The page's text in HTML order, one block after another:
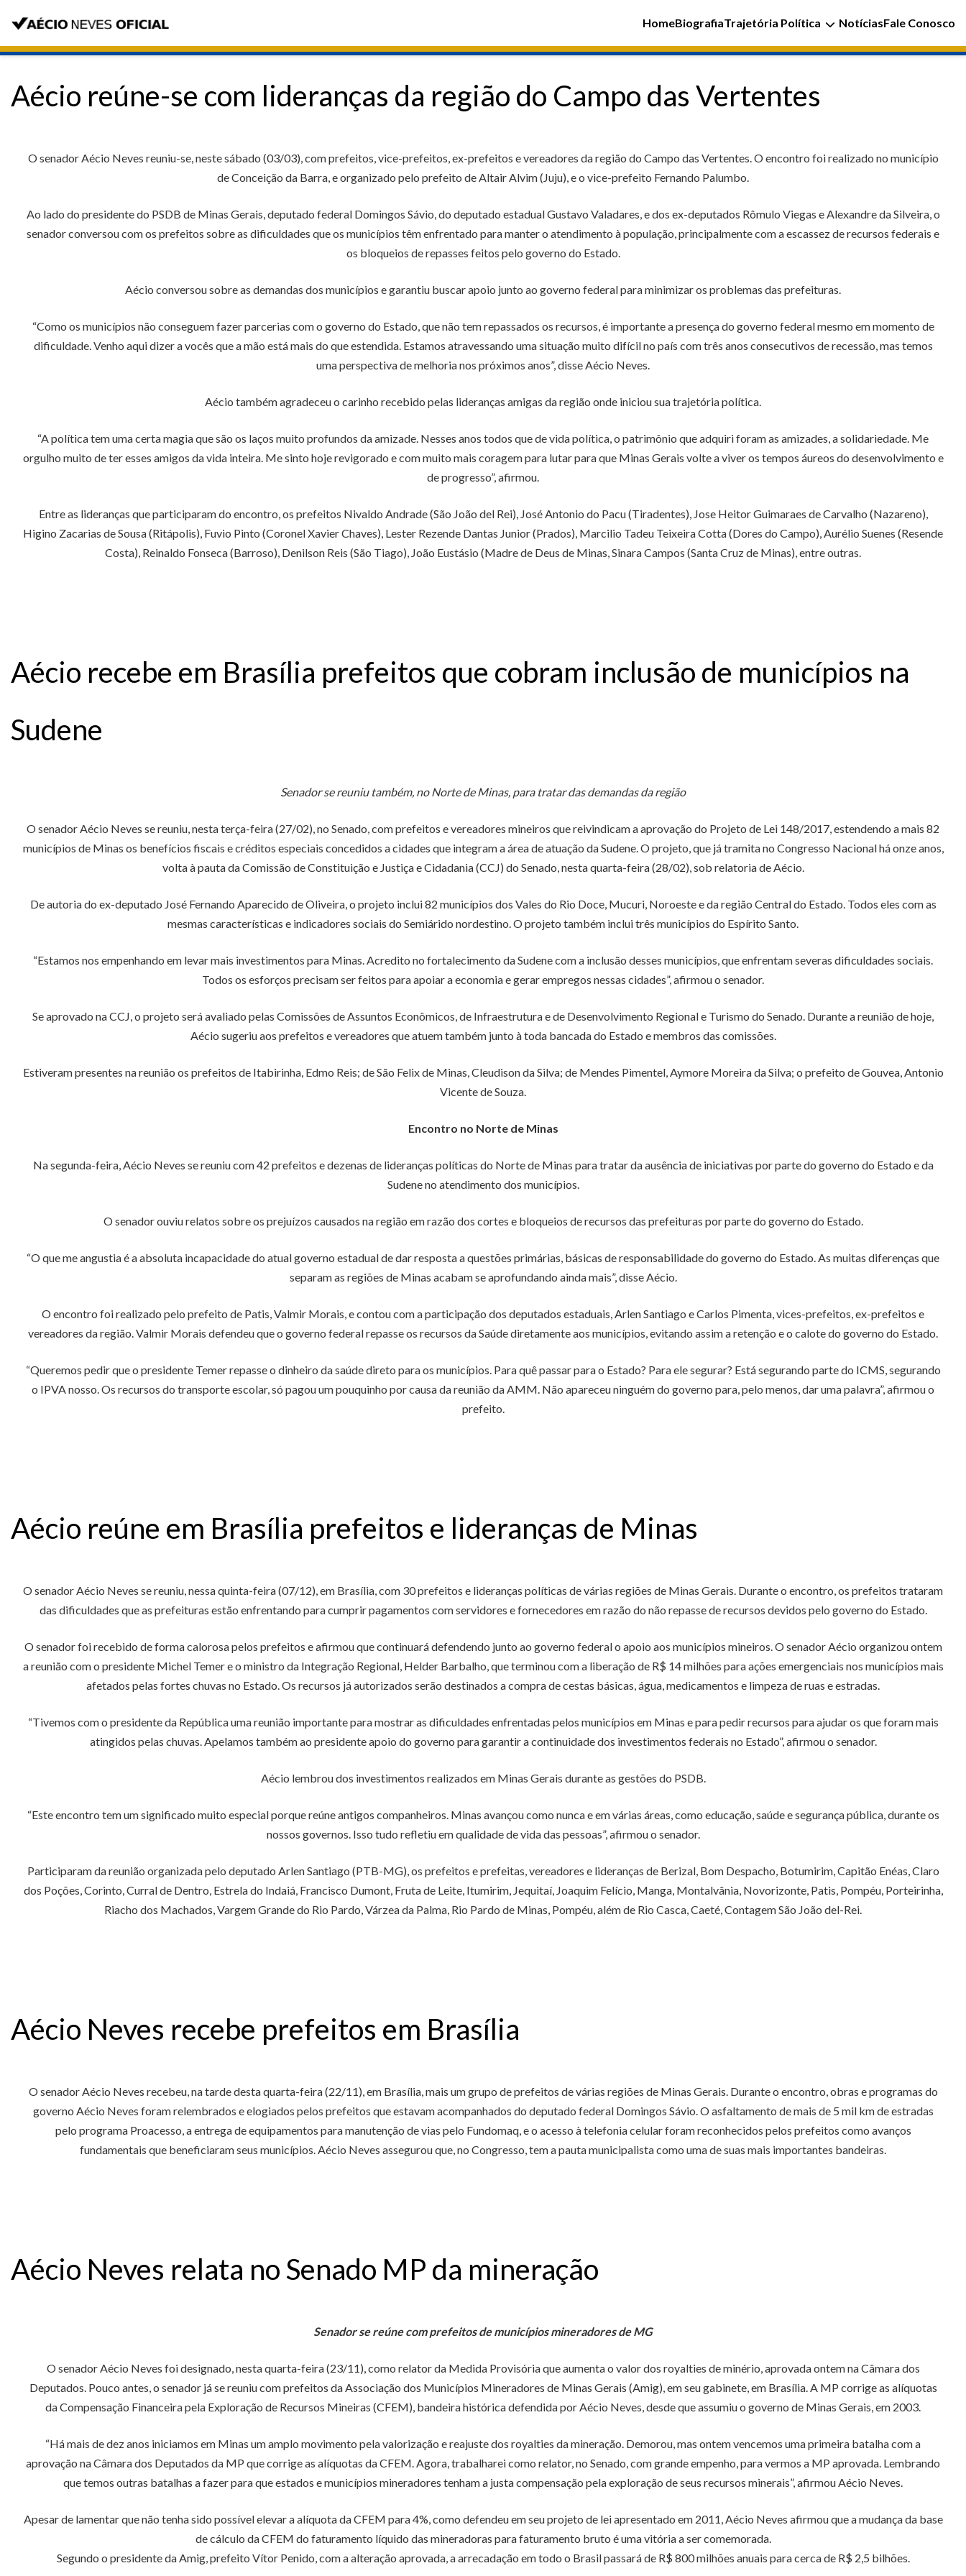
HomeBiografiaTrajetória Política NotíciasFale Conosco
Aécio reúne-se com lideranças da região do Campo das Vertentes
O senador Aécio Neves reuniu-se, neste sábado (03/03), com prefeitos, vice-prefeitos, ex-prefeitos e vereadores da região do Campo das Vertentes. O encontro foi realizado no município
de Conceição da Barra, e organizado pelo prefeito de Altair Alvim (Juju), e o vice-prefeito Fernando Palumbo.
Ao lado do presidente do PSDB de Minas Gerais, deputado federal Domingos Sávio, do deputado estadual Gustavo Valadares, e dos ex-deputados Rômulo Viegas e Alexandre da Silveira, o
senador conversou com os prefeitos sobre as dificuldades que os municípios têm enfrentado para manter o atendimento à população, principalmente com a escassez de recursos federais e
os bloqueios de repasses feitos pelo governo do Estado.
Aécio conversou sobre as demandas dos municípios e garantiu buscar apoio junto ao governo federal para minimizar os problemas das prefeituras.
“Como os municípios não conseguem fazer parcerias com o governo do Estado, que não tem repassados os recursos, é importante a presença do governo federal mesmo em momento de
dificuldade. Venho aqui dizer a vocês que a mão está mais do que estendida. Estamos atravessando uma situação muito difícil no país com três anos consecutivos de recessão, mas temos
uma perspectiva de melhoria nos próximos anos”, disse Aécio Neves.
Aécio também agradeceu o carinho recebido pelas lideranças amigas da região onde iniciou sua trajetória política.
“A política tem uma certa magia que são os laços muito profundos da amizade. Nesses anos todos que de vida política, o patrimônio que adquiri foram as amizades, a solidariedade. Me
orgulho muito de ter esses amigos da vida inteira. Me sinto hoje revigorado e com muito mais coragem para lutar para que Minas Gerais volte a viver os tempos áureos do desenvolvimento e
de progresso”, afirmou.
Entre as lideranças que participaram do encontro, os prefeitos Nivaldo Andrade (São João del Rei), José Antonio do Pacu (Tiradentes), Jose Heitor Guimaraes de Carvalho (Nazareno),
Higino Zacarias de Sousa (Ritápolis), Fuvio Pinto (Coronel Xavier Chaves), Lester Rezende Dantas Junior (Prados), Marcilio Tadeu Teixeira Cotta (Dores do Campo), Aurélio Suenes (Resende
Costa), Reinaldo Fonseca (Barroso), Denilson Reis (São Tiago), João Eustásio (Madre de Deus de Minas, Sinara Campos (Santa Cruz de Minas), entre outras.
Aécio recebe em Brasília prefeitos que cobram inclusão de municípios na
Sudene
Senador se reuniu também, no Norte de Minas, para tratar das demandas da região
O senador Aécio Neves se reuniu, nesta terça-feira (27/02), no Senado, com prefeitos e vereadores mineiros que reivindicam a aprovação do Projeto de Lei 148/2017, estendendo a mais 82
municípios de Minas os benefícios fiscais e créditos especiais concedidos a cidades que integram a área de atuação da Sudene. O projeto, que já tramita no Congresso Nacional há onze anos,
volta à pauta da Comissão de Constituição e Justiça e Cidadania (CCJ) do Senado, nesta quarta-feira (28/02), sob relatoria de Aécio.
De autoria do ex-deputado José Fernando Aparecido de Oliveira, o projeto inclui 82 municípios dos Vales do Rio Doce, Mucuri, Noroeste e da região Central do Estado. Todos eles com as
mesmas características e indicadores sociais do Semiárido nordestino. O projeto também inclui três municípios do Espírito Santo.
“Estamos nos empenhando em levar mais investimentos para Minas. Acredito no fortalecimento da Sudene com a inclusão desses municípios, que enfrentam severas dificuldades sociais.
Todos os esforços precisam ser feitos para apoiar a economia e gerar empregos nessas cidades”, afirmou o senador.
Se aprovado na CCJ, o projeto será avaliado pelas Comissões de Assuntos Econômicos, de Infraestrutura e de Desenvolvimento Regional e Turismo do Senado. Durante a reunião de hoje,
Aécio sugeriu aos prefeitos e vereadores que atuem também junto à toda bancada do Estado e membros das comissões.
Estiveram presentes na reunião os prefeitos de Itabirinha, Edmo Reis; de São Felix de Minas, Cleudison da Silva; de Mendes Pimentel, Aymore Moreira da Silva; o prefeito de Gouvea, Antonio
Vicente de Souza.
Encontro no Norte de Minas
Na segunda-feira, Aécio Neves se reuniu com 42 prefeitos e dezenas de lideranças políticas do Norte de Minas para tratar da ausência de iniciativas por parte do governo do Estado e da
Sudene no atendimento dos municípios.
O senador ouviu relatos sobre os prejuízos causados na região em razão dos cortes e bloqueios de recursos das prefeituras por parte do governo do Estado.
“O que me angustia é a absoluta incapacidade do atual governo estadual de dar resposta a questões primárias, básicas de responsabilidade do governo do Estado. As muitas diferenças que
separam as regiões de Minas acabam se aprofundando ainda mais”, disse Aécio.
O encontro foi realizado pelo prefeito de Patis, Valmir Morais, e contou com a participação dos deputados estaduais, Arlen Santiago e Carlos Pimenta, vices-prefeitos, ex-prefeitos e
vereadores da região. Valmir Morais defendeu que o governo federal repasse os recursos da Saúde diretamente aos municípios, evitando assim a retenção e o calote do governo do Estado.
“Queremos pedir que o presidente Temer repasse o dinheiro da saúde direto para os municípios. Para quê passar para o Estado? Para ele segurar? Está segurando parte do ICMS, segurando
o IPVA nosso. Os recursos do transporte escolar, só pagou um pouquinho por causa da reunião da AMM. Não apareceu ninguém do governo para, pelo menos, dar uma palavra”, afirmou o
prefeito.
Aécio reúne em Brasília prefeitos e lideranças de Minas
O senador Aécio Neves se reuniu, nessa quinta-feira (07/12), em Brasília, com 30 prefeitos e lideranças políticas de várias regiões de Minas Gerais. Durante o encontro, os prefeitos trataram
das dificuldades que as prefeituras estão enfrentando para cumprir pagamentos com servidores e fornecedores em razão do não repasse de recursos devidos pelo governo do Estado.
O senador foi recebido de forma calorosa pelos prefeitos e afirmou que continuará defendendo junto ao governo federal o apoio aos municípios mineiros. O senador Aécio organizou ontem
a reunião com o presidente Michel Temer e o ministro da Integração Regional, Helder Barbalho, que terminou com a liberação de R$ 14 milhões para ações emergenciais nos municípios mais
afetados pelas fortes chuvas no Estado. Os recursos já autorizados serão destinados a compra de cestas básicas, água, medicamentos e limpeza de ruas e estradas.
“Tivemos com o presidente da República uma reunião importante para mostrar as dificuldades enfrentadas pelos municípios em Minas e para pedir recursos para ajudar os que foram mais
atingidos pelas chuvas. Apelamos também ao presidente apoio do governo para garantir a continuidade dos investimentos federais no Estado”, afirmou o senador.
Aécio lembrou dos investimentos realizados em Minas Gerais durante as gestões do PSDB.
“Este encontro tem um significado muito especial porque reúne antigos companheiros. Minas avançou como nunca e em várias áreas, como educação, saúde e segurança pública, durante os
nossos governos. Isso tudo refletiu em qualidade de vida das pessoas”, afirmou o senador.
Participaram da reunião organizada pelo deputado Arlen Santiago (PTB-MG), os prefeitos e prefeitas, vereadores e lideranças de Berizal, Bom Despacho, Botumirim, Capitão Enéas, Claro
dos Poções, Corinto, Curral de Dentro, Estrela do Indaiá, Francisco Dumont, Fruta de Leite, Itumirim, Jequitaí, Joaquim Felício, Manga, Montalvânia, Novorizonte, Patis, Pompéu, Porteirinha,
Riacho dos Machados, Vargem Grande do Rio Pardo, Várzea da Palma, Rio Pardo de Minas, Pompéu, além de Rio Casca, Caeté, Contagem São João del-Rei.
Aécio Neves recebe prefeitos em Brasília
O senador Aécio Neves recebeu, na tarde desta quarta-feira (22/11), em Brasília, mais um grupo de prefeitos de várias regiões de Minas Gerais. Durante o encontro, obras e programas do
governo Aécio Neves foram relembrados e elogiados pelos prefeitos que estavam acompanhados do deputado federal Domingos Sávio. O asfaltamento de mais de 5 mil km de estradas
pelo programa Proacesso, a entrega de equipamentos para manutenção de vias pelo Fundomaq, e o acesso à telefonia celular foram reconhecidos pelos prefeitos como avanços
fundamentais que beneficiaram seus municípios. Aécio Neves assegurou que, no Congresso, tem a pauta municipalista como uma de suas mais importantes bandeiras.
Aécio Neves relata no Senado MP da mineração
Senador se reúne com prefeitos de municípios mineradores de MG
O senador Aécio Neves foi designado, nesta quarta-feira (23/11), como relator da Medida Provisória que aumenta o valor dos royalties de minério, aprovada ontem na Câmara dos
Deputados. Pouco antes, o senador já se reuniu com prefeitos da Associação dos Municípios Mineradores de Minas Gerais (Amig), em seu gabinete, em Brasília. A MP corrige as alíquotas
da Compensação Financeira pela Exploração de Recursos Mineiras (CFEM), bandeira histórica defendida por Aécio Neves, desde que assumiu o governo de Minas Gerais, em 2003.
“Há mais de dez anos iniciamos em Minas um amplo movimento pela valorização e reajuste dos royalties da mineração. Demorou, mas ontem vencemos uma primeira batalha com a
aprovação na Câmara dos Deputados da MP que corrige as alíquotas da CFEM. Agora, trabalharei como relator, no Senado, com grande empenho, para vermos a MP aprovada. Lembrando
que temos outras batalhas a fazer para que estados e municípios mineradores tenham a justa compensação pela exploração de seus recursos minerais”, afirmou Aécio Neves.
Apesar de lamentar que não tenha sido possível elevar a alíquota da CFEM para 4%, como defendeu em seu projeto de lei apresentado em 2011, Aécio Neves afirmou que a mudança da base
de cálculo da CFEM do faturamento líquido das mineradoras para faturamento bruto é uma vitória a ser comemorada.
Segundo o presidente da Amig, prefeito Vítor Penido, com a alteração aprovada, a arrecadação em todo o Brasil passará de R$ 800 milhões anuais para cerca de R$ 2,5 bilhões.